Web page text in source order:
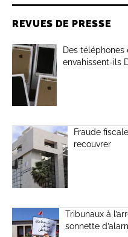
REVUES DE PRESSE
Des téléphones
envahissent-ils
Fraude
recouvrer
Tribunaux à
sonnette